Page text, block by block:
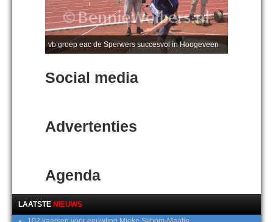
vb groep eac de Sperwers succesvol in Hoogeveen
Social media
Advertenties
Agenda
LAATSTE NIEUWS